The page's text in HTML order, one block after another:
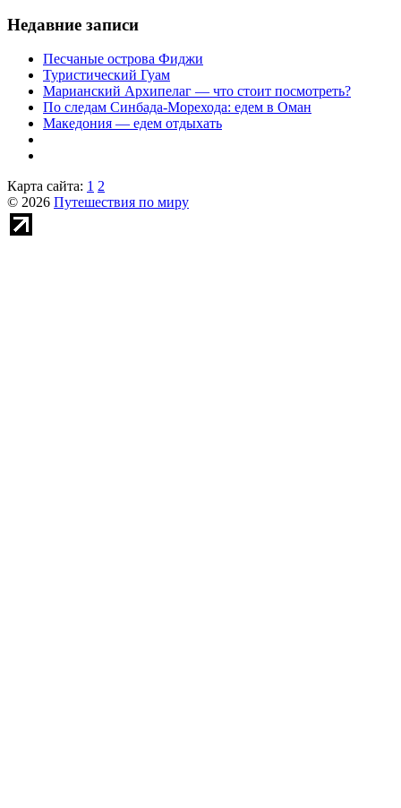
Недавние записи
Песчаные острова Фиджи
Туристический Гуам
Марианский Архипелаг — что стоит посмотреть?
По следам Синбада-Морехода: едем в Оман
Македония — едем отдыхать
Карта сайта: 1 2
© 2026 Путешествия по миру